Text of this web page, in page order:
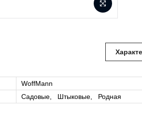
WoffMann
Садовые, Штыковые, Родная